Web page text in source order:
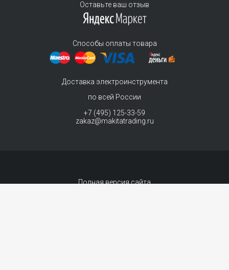
Оставьте ваш отзыв
Способы оплаты товара
Доставка электроинструмента
по всей России
+7 (495) 125-33-59
zakaz@makitatrading.ru
Полная версия сайта